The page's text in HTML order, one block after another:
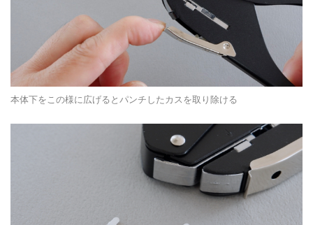
本体下をこの様に広げるとパンチしたカスを取り除ける